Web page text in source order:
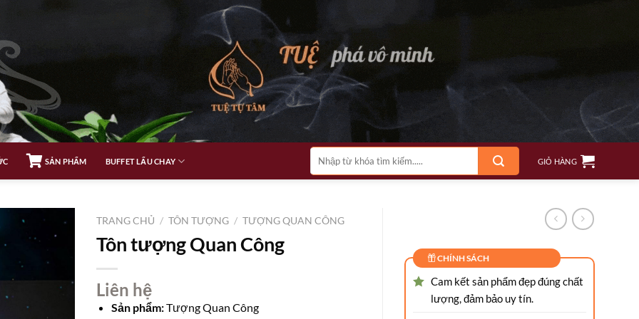
SẢN PHẨM BUFFET LẨU CHAY
Tìm
kiếm:
GIỎ HÀNG
TRANG CHỦ / TÔN TƯỢNG / TƯỢNG QUAN CÔNG
Tôn tượng Quan Công
Liên hệ
Sản phẩm:Tượng Quan Công
CHÍNH SÁCH
Cam kết sản phẩm đẹp đúng chất
lượng, đảm bảo uy tín.